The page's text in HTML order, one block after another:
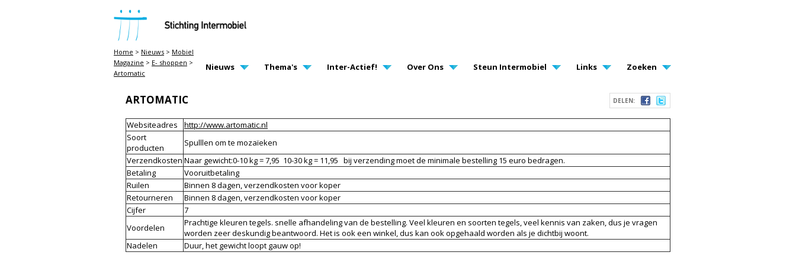
STICHTING INTERMOBIEL
MAIN PAGE NAVIGATION
Nieuws Thema's Inter-Actief! Over Ons Steun Intermobiel Links Zoeken
Home > Nieuws > Mobiel
Magazine > E- shoppen >
Artomatic
DELEN:
ARTOMATIC
Websiteadres
http://www.artomatic.nl
Soort
producten
Spulllen om te mozaïeken
Verzendkosten Naar gewicht:0-10 kg = 7,95 10-30 kg = 11,95 bij verzending moet de minimale bestelling 15 euro bedragen.
Betaling
Vooruitbetaling
Ruilen
Binnen 8 dagen, verzendkosten voor koper
Retourneren
Binnen 8 dagen, verzendkosten voor koper
Cijfer
7
Voordelen
Prachtige kleuren tegels. snelle afhandeling van de bestelling. Veel kleuren en soorten tegels, veel kennis van zaken, dus je vragen
worden zeer deskundig beantwoord. Het is ook een winkel, dus kan ook opgehaald worden als je dichtbij woont.
Nadelen
Duur, het gewicht loopt gauw op!